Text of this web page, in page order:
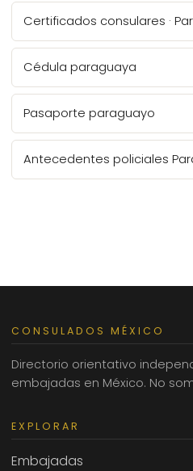
Certificados consulares ·
Cédula paraguaya
Pasaporte paraguayo
Antecedentes policiales
CONSULADOS MÉXICO
Directorio orientativo
embajadas en México. No
EXPLORAR
Embajadas